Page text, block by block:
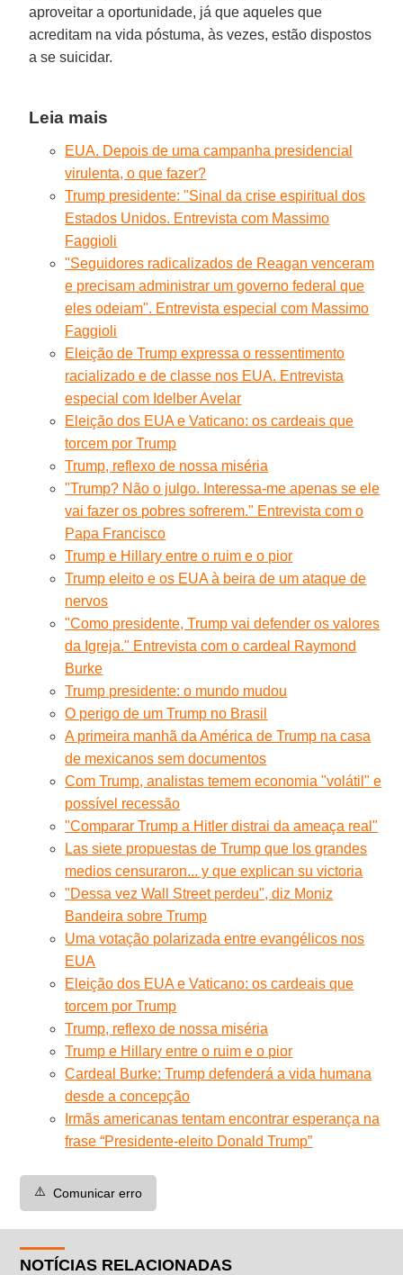
aproveitar a oportunidade, já que aqueles que
acreditam na vida póstuma, às vezes, estão dispostos
a se suicidar.
Leia mais
EUA. Depois de uma campanha presidencial
virulenta, o que fazer?
Trump presidente: "Sinal da crise espiritual dos
Estados Unidos. Entrevista com Massimo
Faggioli
"Seguidores radicalizados de Reagan venceram
e precisam administrar um governo federal que
eles odeiam". Entrevista especial com Massimo
Faggioli
Eleição de Trump expressa o ressentimento
racializado e de classe nos EUA. Entrevista
especial com Idelber Avelar
Eleição dos EUA e Vaticano: os cardeais que
torcem por Trump
Trump, reflexo de nossa miséria
"Trump? Não o julgo. Interessa-me apenas se ele
vai fazer os pobres sofrerem." Entrevista com o
Papa Francisco
Trump e Hillary entre o ruim e o pior
Trump eleito e os EUA à beira de um ataque de
nervos
"Como presidente, Trump vai defender os valores
da Igreja." Entrevista com o cardeal Raymond
Burke
Trump presidente: o mundo mudou
O perigo de um Trump no Brasil
A primeira manhã da América de Trump na casa
de mexicanos sem documentos
Com Trump, analistas temem economia "volátil" e
possível recessão
"Comparar Trump a Hitler distrai da ameaça real"
Las siete propuestas de Trump que los grandes
medios censuraron... y que explican su victoria
"Dessa vez Wall Street perdeu", diz Moniz
Bandeira sobre Trump
Uma votação polarizada entre evangélicos nos
EUA
Eleição dos EUA e Vaticano: os cardeais que
torcem por Trump
Trump, reflexo de nossa miséria
Trump e Hillary entre o ruim e o pior
Cardeal Burke: Trump defenderá a vida humana
desde a concepção
Irmãs americanas tentam encontrar esperança na
frase “Presidente-eleito Donald Trump”
⚠️ Comunicar erro
NOTÍCIAS RELACIONADAS